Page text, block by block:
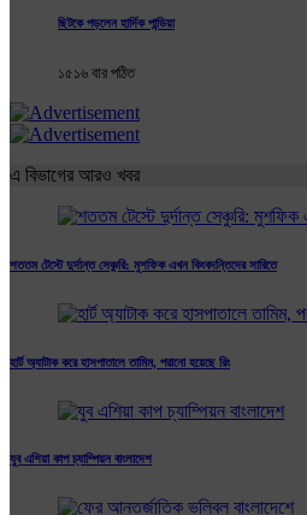
ছিটকে পড়লেন হার্দিক পান্ডিয়া
১৫১৬ বার পঠিত
এ বিভাগের আরও খবর
শততম টেস্টে দুর্দান্ত সেঞ্চুরি: মুশফিক এখন কিংবদন্তিদের সারিতে
হার্ট অ্যাটাক করে হাসপাতালে তামিম, পরানো হয়েছে রিং
যুব এশিয়া কাপ চ্যাম্পিয়ন বাংলাদেশ